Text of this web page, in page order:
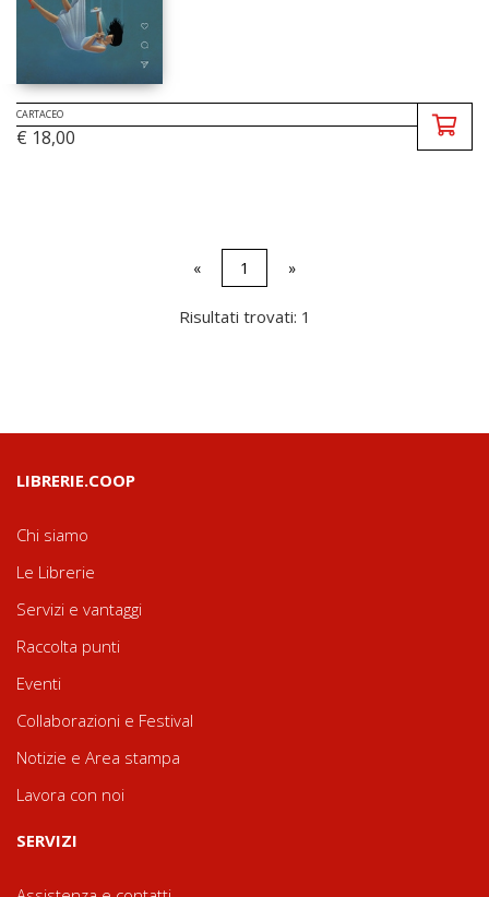
CARTACEO
€ 18,00
« 1 »
Risultati trovati: 1
LIBRERIE.COOP
Chi siamo
Le Librerie
Servizi e vantaggi
Raccolta punti
Eventi
Collaborazioni e Festival
Notizie e Area stampa
Lavora con noi
SERVIZI